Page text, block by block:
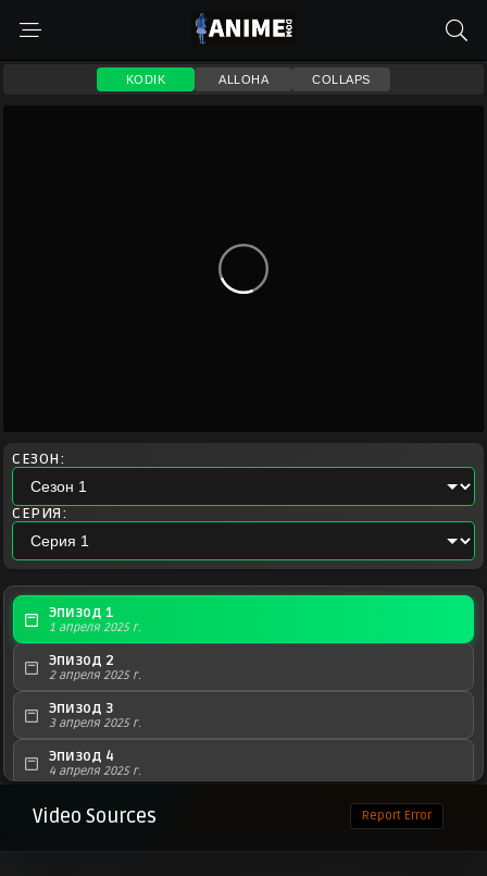
KODIK ALLOHA COLLAPS
СЕЗОН:
СЕРИЯ:
Эпизод 1
1 апреля 2025 г.
Эпизод 2
2 апреля 2025 г.
Эпизод 3
3 апреля 2025 г.
Эпизод 4
4 апреля 2025 г.
Эпизод 5
5 апреля 2025 г.
Video Sources Report Error